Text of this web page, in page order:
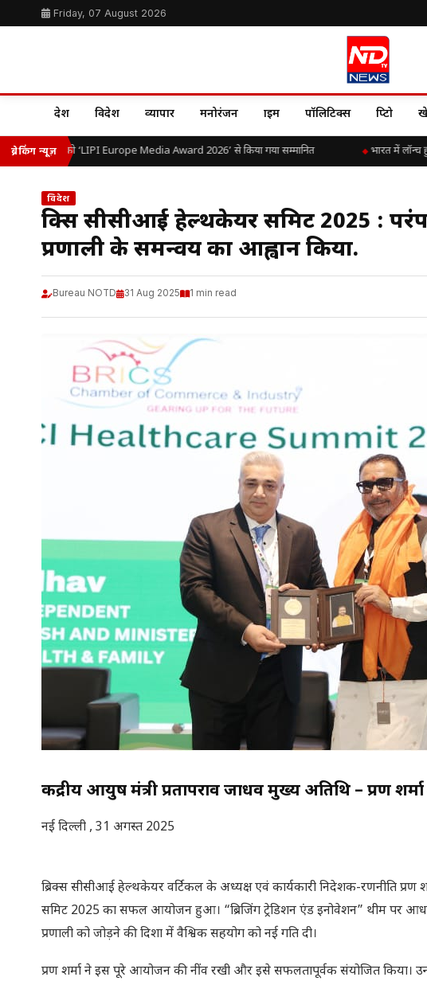
Friday, 07 August 2026
देश विदेश व्यापार मनोरंजन क्राइम पॉलिटिक्स क्रिप्टो
ब्रेकिंग न्यूज़
ओ.पी. यादव को ‘LIPI Europe Media Award 2026’ से किया गया सम्मानित भारत में लॉन्च
विदेश
ब्रिक्स सीसीआई हेल्थकेयर समिट 2025 :
प्रणाली के समन्वय का आह्वान किया.
Bureau NOTD 31 Aug 2025 1 min read
केंद्रीय आयुष मंत्री प्रतापराव जाधव मुख्य अतिथि – प्रण
नई दिल्ली , 31 अगस्त 2025
ब्रिक्स सीसीआई हेल्थकेयर वर्टिकल के अध्यक्ष एवं कार्यकारी निदेशक-रणनीति प्रण
समिट 2025 का सफल आयोजन हुआ। “ब्रिजिंग ट्रेडिशन एंड इनोवेशन” थीम पर
प्रणाली को जोड़ने की दिशा में वैश्विक सहयोग को नई गति दी।
प्रण शर्मा ने इस पूरे आयोजन की नींव रखी और इसे सफलतापूर्वक संयोजित किया।